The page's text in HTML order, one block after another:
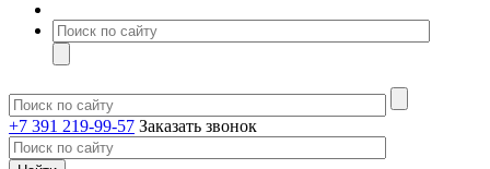
+7 391 219-99-57 Заказать звонок